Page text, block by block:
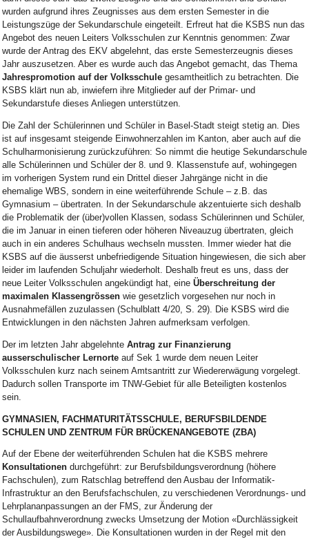
wurden aufgrund ihres Zeugnisses aus dem ersten Semester in die
Leistungszüge der Sekundarschule eingeteilt. Erfreut hat die KSBS nun das
Angebot des neuen Leiters Volksschulen zur Kenntnis genommen: Zwar
wurde der Antrag des EKV abgelehnt, das erste Semesterzeugnis dieses
Jahr auszusetzen. Aber es wurde auch das Angebot gemacht, das Thema
Jahrespromotion auf der Volksschulegesamtheitlich zu betrachten. Die
KSBS klärt nun ab, inwiefern ihre Mitglieder auf der Primar- und
Sekundarstufe dieses Anliegen unterstützen.
Die Zahl der Schülerinnen und Schüler in Basel-Stadt steigt stetig an. Dies
ist auf insgesamt steigende Einwohnerzahlen im Kanton, aber auch auf die
Schulharmonisierung zurückzuführen: So nimmt die heutige Sekundarschule
alle Schülerinnen und Schüler der 8. und 9. Klassenstufe auf, wohingegen
im vorherigen System rund ein Drittel dieser Jahrgänge nicht in die
ehemalige WBS, sondern in eine weiterführende Schule – z.B. das
Gymnasium – übertraten. In der Sekundarschule akzentuierte sich deshalb
die Problematik der (über)vollen Klassen, sodass Schülerinnen und Schüler,
die im Januar in einen tieferen oder höheren Niveauzug übertraten, gleich
auch in ein anderes Schulhaus wechseln mussten. Immer wieder hat die
KSBS auf die äusserst unbefriedigende Situation hingewiesen, die sich aber
leider im laufenden Schuljahr wiederholt. Deshalb freut es uns, dass der
neue Leiter Volksschulen angekündigt hat, eine Überschreitung der
maximalen Klassengrössenwie gesetzlich vorgesehen nur noch in
Ausnahmefällen zuzulassen (Schulblatt 4/20, S. 29). Die KSBS wird die
Entwicklungen in den nächsten Jahren aufmerksam verfolgen.
Der im letzten Jahr abgelehnte Antrag zur Finanzierung
ausserschulischer Lernorteauf Sek 1 wurde dem neuen Leiter
Volksschulen kurz nach seinem Amtsantritt zur Wiedererwägung vorgelegt.
Dadurch sollen Transporte im TNW-Gebiet für alle Beteiligten kostenlos
sein.
GYMNASIEN, FACHMATURITÄTSSCHULE, BERUFSBILDENDE
SCHULEN UND ZENTRUM FÜR BRÜCKENANGEBOTE (ZBA)
Auf der Ebene der weiterführenden Schulen hat die KSBS mehrere
Konsultationendurchgeführt: zur Berufsbildungsverordnung (höhere
Fachschulen), zum Ratschlag betreffend den Ausbau der Informatik-
Infrastruktur an den Berufsfachschulen, zu verschiedenen Verordnungs- und
Lehrplananpassungen an der FMS, zur Änderung der
Schullaufbahnverordnung zwecks Umsetzung der Motion «Durchlässigkeit
der Ausbildungswege». Die Konsultationen wurden in der Regel mit den